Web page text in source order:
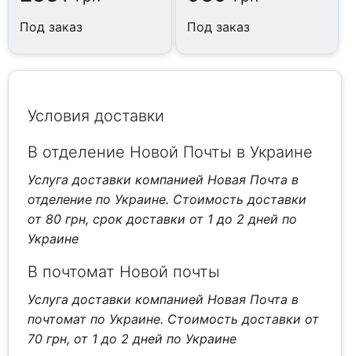
Под заказ Под заказ
Условия доставки
В отделение Новой Почты в Украине
Услуга доставки компанией Новая Почта в
отделение по Украине. Стоимость доставки
от 80 грн, срок доставки от 1 до 2 дней по
Украине
В почтомат Новой почты
Услуга доставки компанией Новая Почта в
почтомат по Украине. Стоимость доставки от
70 грн, от 1 до 2 дней по Украине